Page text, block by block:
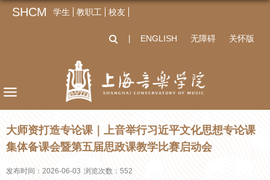
SHCM 学生 教职工 校友
ENGLISH 无障碍 关怀版
大师资打造专论课｜上音举行习近平文化思想专论课
集体备课会暨第五届思政课教学比赛启动会
发布时间：2026-06-03 浏览次数： 552